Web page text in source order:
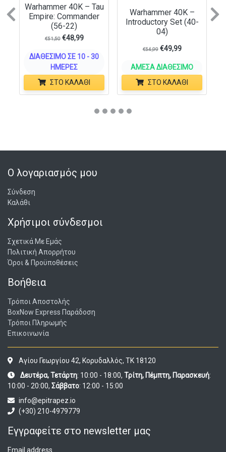
Warhammer 40K – Tau
Empire: Commander
(56-22)
€51,50 €48,99
ΔΙΑΘΈΣΙΜΟ ΣΕ 10 - 30
ΗΜΈΡΕΣ
ΣΤΟ ΚΑΛΆΘΙ
Warhammer 40K –
Introductory Set (40-
04)
€54,99 €49,99
ΆΜΕΣΑ ΔΙΑΘΈΣΙΜΟ
ΣΤΟ ΚΑΛΆΘΙ
Previous
Ο λογαριασμός μου
Σύνδεση
Καλάθι
Χρήσιμοι σύνδεσμοι
Σχετικά Με Εμάς
Πολιτική Απορρήτου
Όροι & Προϋποθέσεις
Βοήθεια
Τρόποι Αποστολής
BoxNow Express Παράδοση
Τρόποι Πληρωμής
Επικοινωνία
Αγίου Γεωργίου 42, Κορυδαλλός, ΤΚ 18120
Δευτέρα, Τετάρτη: 10:00 - 18:00, Τρίτη, Πέμπτη, Παρασκευή:
10:00 - 20:00, Σάββατο: 12:00 - 15:00
info@epitrapez.io
(+30) 210-4979779
Εγγραφείτε στο newsletter μας
Email address